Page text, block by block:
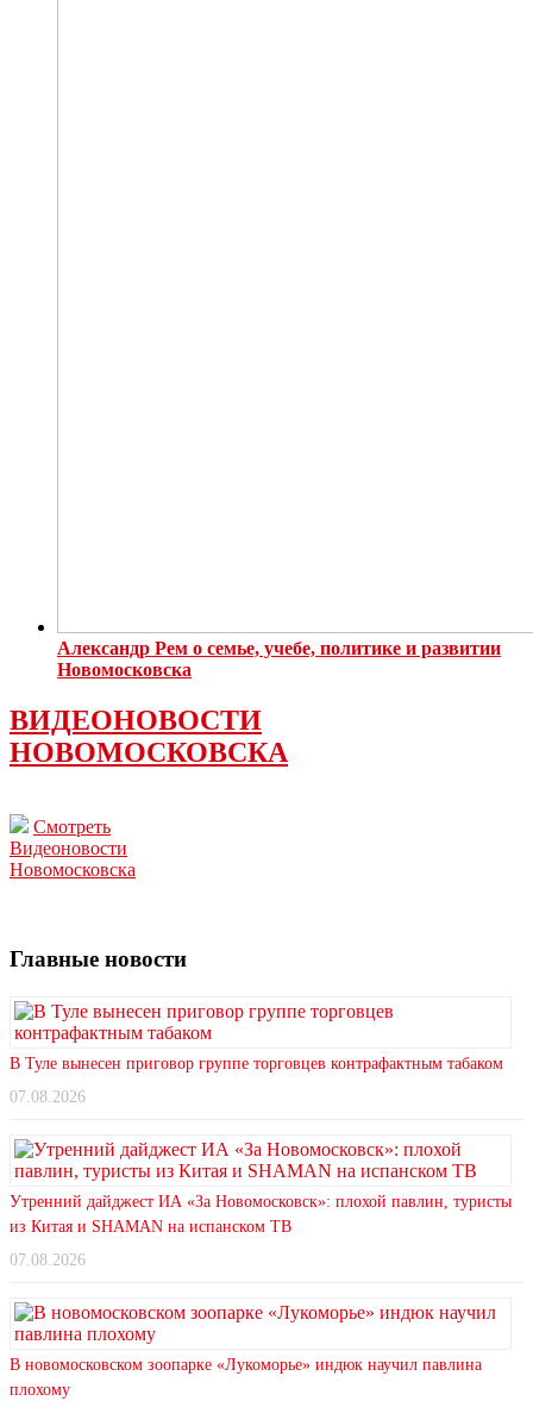
Александр Рем о семье, учебе, политике и развитии
Новомосковска
ВИДЕОНОВОСТИ
НОВОМОСКОВСКА
Смотреть
Видеоновости
Новомосковска
Главные новости
В Туле вынесен приговор группе торговцев контрафактным табаком
07.08.2026
Утренний дайджест ИА «За Новомосковск»: плохой павлин, туристы
из Китая и SHAMAN на испанском ТВ
07.08.2026
В новомосковском зоопарке «Лукоморье» индюк научил павлина
плохому